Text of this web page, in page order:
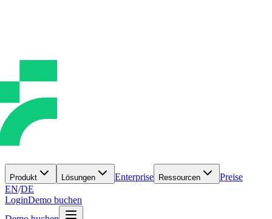
Produkt Lösungen Enterprise Ressourcen
Preise
EN/DE
LoginDemo buchen